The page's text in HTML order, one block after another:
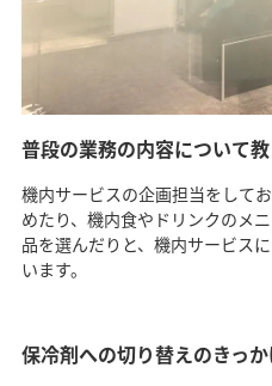
普段の業務の内容について教
機内サービスの企画担当をして
めたり、機内食やドリンクのメ
品を選んだりと、機内サービス
います。
保冷剤への切り替えのきっか